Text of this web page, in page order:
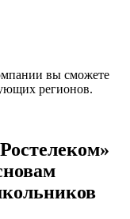
вы сможете
регионов.